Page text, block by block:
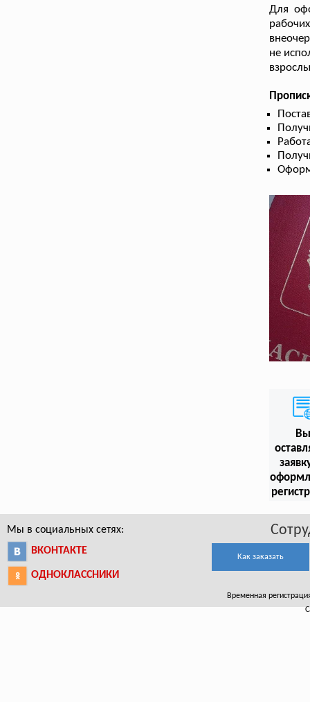
Для
не
Вы
Мы в социальных сетях:
ВКОНТАКТЕ
ОДНОКЛАССНИКИ
Как заказать
Временная